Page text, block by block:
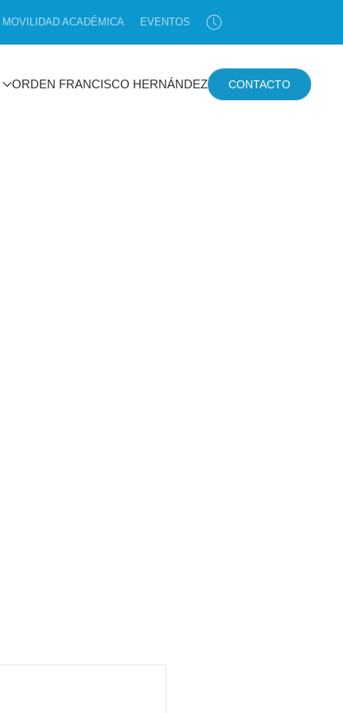
MOVILIDAD ACADÉMICA EVENTOS
ORDEN FRANCISCO HERNÁNDEZ CONTACTO